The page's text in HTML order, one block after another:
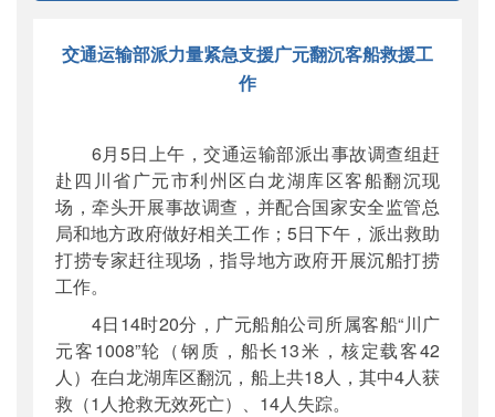
交通运输部派力量紧急支援广元翻沉客船救援工
作
6月5日上午，交通运输部派出事故调查组赶
赴四川省广元市利州区白龙湖库区客船翻沉现
场，牵头开展事故调查，并配合国家安全监管总
局和地方政府做好相关工作；5日下午，派出救助
打捞专家赶往现场，指导地方政府开展沉船打捞
工作。
4日14时20分，广元船舶公司所属客船“川广
元客1008”轮（钢质，船长13米，核定载客42
人）在白龙湖库区翻沉，船上共18人，其中4人获
救（1人抢救无效死亡）、14人失踪。